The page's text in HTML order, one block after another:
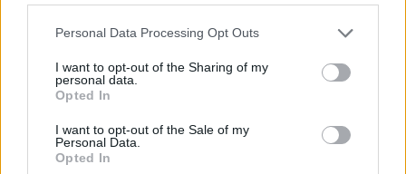
Personal Data Processing Opt Outs
I want to opt-out of the Sharing of my
personal data.
Opted In
I want to opt-out of the Sale of my
Personal Data.
Opted In